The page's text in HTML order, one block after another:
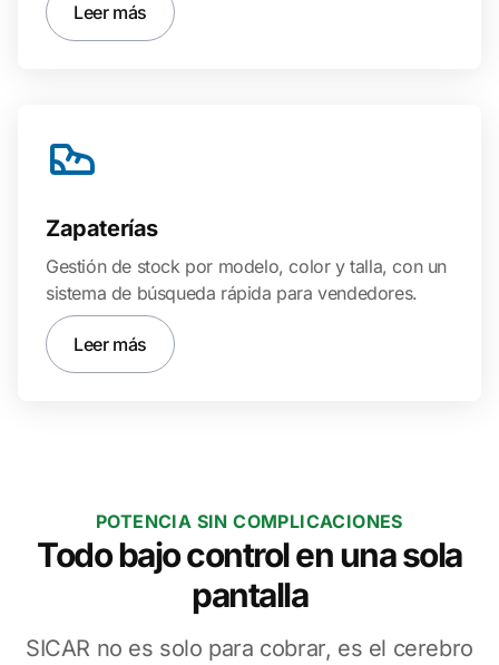
Leer más
Zapaterías
Gestión de stock por modelo, color y talla, con un
sistema de búsqueda rápida para vendedores.
Leer más
POTENCIA SIN COMPLICACIONES
Todo bajo control en una sola
pantalla
SICAR no es solo para cobrar, es el cerebro